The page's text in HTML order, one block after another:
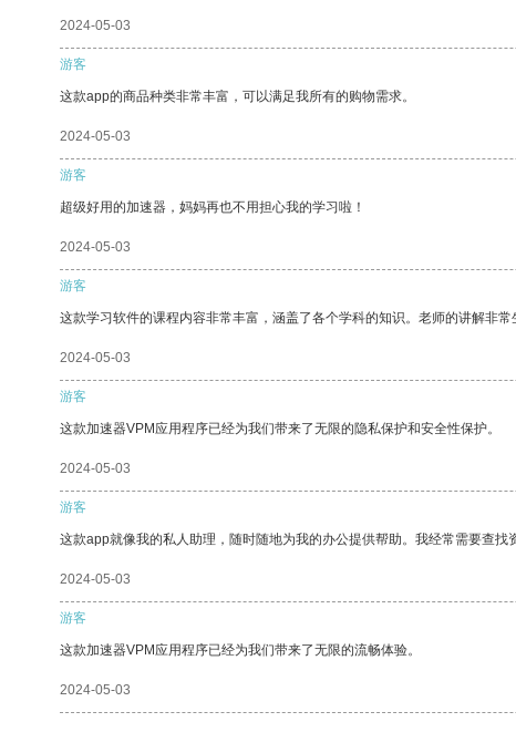
2024-05-03
游客
这款app的商品种类非常丰富，可以满足我所有的购物需求。
2024-05-03
游客
超级好用的加速器，妈妈再也不用担心我的学习啦！
2024-05-03
游客
这款学习软件的课程内容非常丰富，涵盖了各个学科的知识。老师的讲解非常
2024-05-03
游客
这款加速器VPM应用程序已经为我们带来了无限的隐私保护和安全性保护。
2024-05-03
游客
这款app就像我的私人助理，随时随地为我的办公提供帮助。我经常需要查找
2024-05-03
游客
这款加速器VPM应用程序已经为我们带来了无限的流畅体验。
2024-05-03